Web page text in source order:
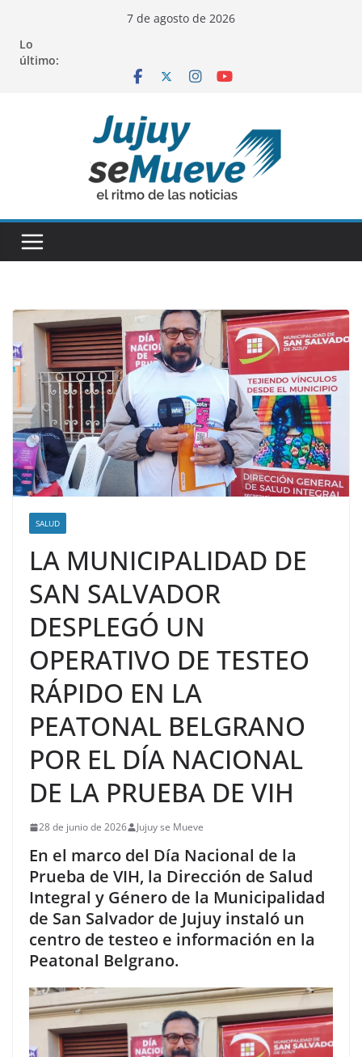
contenido
7 de agosto de 2026
Lo
último:
SALUD
LA MUNICIPALIDAD DE
SAN SALVADOR
DESPLEGÓ UN
OPERATIVO DE TESTEO
RÁPIDO EN LA
PEATONAL BELGRANO
POR EL DÍA NACIONAL
DE LA PRUEBA DE VIH
28 de junio de 2026 Jujuy se Mueve
En el marco del Día Nacional de la
Prueba de VIH, la Dirección de Salud
Integral y Género de la Municipalidad
de San Salvador de Jujuy instaló un
centro de testeo e información en la
Peatonal Belgrano.